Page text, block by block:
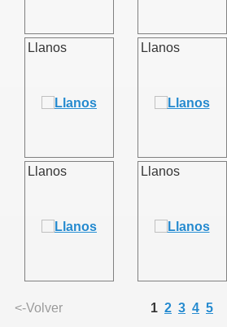
Llanos Llanos
Llanos Llanos
<-Volver 1 2 3 4 5